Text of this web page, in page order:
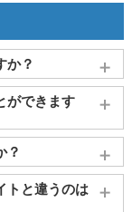
か？
がよく見られてお
ができます
の出・日の入りを
イドグラフで、
ができます。
？
（波の高さ）に
トと違うのは